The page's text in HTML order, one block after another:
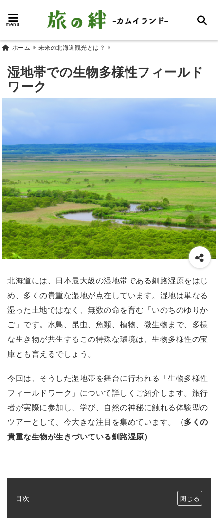
menu
ホーム 未来の北海道観光とは？
湿地帯での生物多様性フィールド
ワーク
北海道には、日本最大級の湿地帯である釧路湿原をはじ
め、多くの貴重な湿地が点在しています。湿地は単なる
湿った土地ではなく、無数の命を育む「いのちのゆりか
ご」です。水鳥、昆虫、魚類、植物、微生物まで、多様
な生き物が共生するこの特殊な環境は、生物多様性の宝
庫とも言えるでしょう。
今回は、そうした湿地帯を舞台に行われる「生物多様性
フィールドワーク」について詳しくご紹介します。旅行
者が実際に参加し、学び、自然の神秘に触れる体験型の
ツアーとして、今大きな注目を集めています。
（多くの
貴重な生物が生きづいている釧路湿原）
目次